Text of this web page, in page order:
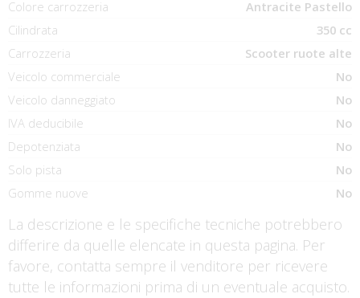
Colore carrozzeria
Antracite Pastello
Cilindrata
350 cc
Carrozzeria
Scooter ruote alte
Veicolo commerciale
No
Veicolo danneggiato
No
IVA deducibile
No
Depotenziata
No
Solo pista
No
Gomme nuove
No
La descrizione e le specifiche tecniche potrebbero
differire da quelle elencate in questa pagina. Per
favore, contatta sempre il venditore per ricevere
tutte le informazioni prima di un eventuale acquisto.